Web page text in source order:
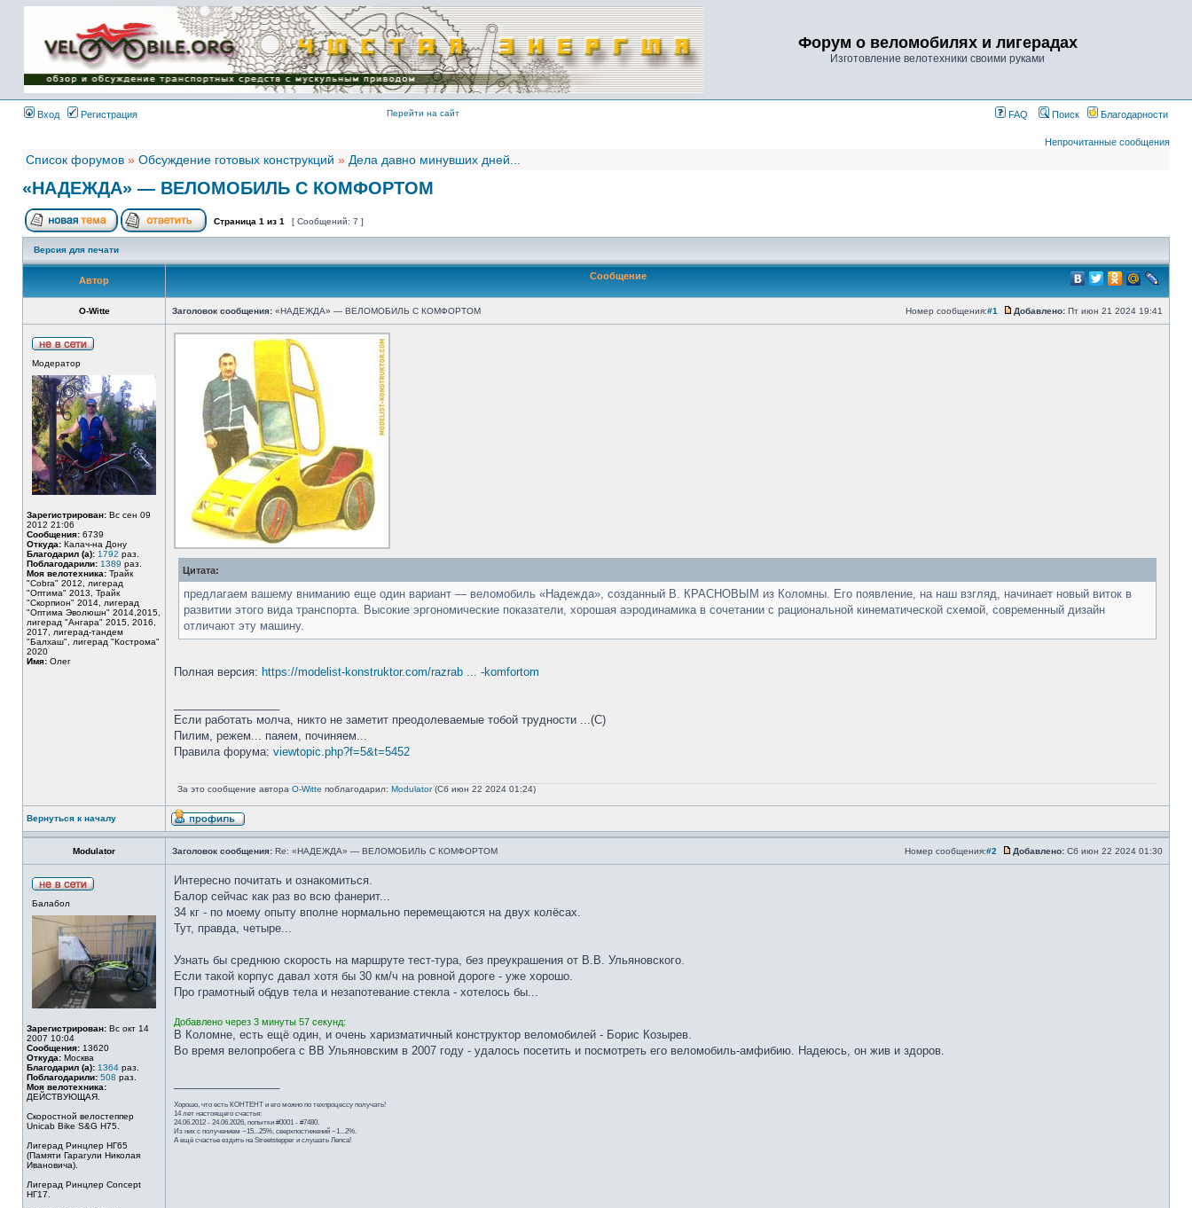
Имя пользователя:
Пароль:
{ LOG_ME_IN_SHORT
}
Форум о веломобилях и лигерадах
Изготовление велотехники своими руками
Вход Регистрация Перейти на сайт FAQ Поиск Благодарности
Непрочитанные сообщения
Список форумов » Обсуждение готовых конструкций » Дела давно минувших дней...
«НАДЕЖДА» — ВЕЛОМОБИЛЬ С КОМФОРТОМ
Страница 1 из 1 [ Сообщений: 7 ]
Версия для печати
Автор Сообщение
O-Witte Заголовок сообщения: «НАДЕЖДА» — ВЕЛОМОБИЛЬ С КОМФОРТОМ Номер сообщения:#1 Добавлено: Пт июн 21 2024 19:41
Модератор
Зарегистрирован: Вс сен 09
2012 21:06
Сообщения: 6739
Откуда: Калач-на Дону
Благодарил (а): 1792 раз.
Поблагодарили: 1389 раз.
Моя велотехника: Трайк
"Cobra" 2012, лигерад
"Оптима" 2013, Трайк
"Скорпион" 2014, лигерад
"Оптима Эволюшн" 2014,2015,
лигерад "Ангара" 2015, 2016,
2017, лигерад-тандем
"Балхаш", лигерад "Кострома"
2020
Имя: Олег
Цитата:
предлагаем вашему вниманию еще один вариант — веломобиль «Надежда», созданный В. КРАСНОВЫМ из Коломны. Его появление, на наш взгляд, начинает новый виток в
развитии этого вида транспорта. Высокие эргономические показатели, хорошая аэродинамика в сочетании с рациональной кинематической схемой, современный дизайн
отличают эту машину.
Полная версия: https://modelist-konstruktor.com/razrab ... -komfortom
Если работать молча, никто не заметит преодолеваемые тобой трудности ...(С)
Пилим, режем... паяем, починяем...
Правила форума: viewtopic.php?f=5&t=5452
За это сообщение автора O-Witte поблагодарил: Modulator(Сб июн 22 2024 01:24)
Вернуться к началу
Modulator Заголовок сообщения: Re: «НАДЕЖДА» — ВЕЛОМОБИЛЬ С КОМФОРТОМ Номер сообщения:#2 Добавлено: Сб июн 22 2024 01:30
Балабол
Зарегистрирован: Вс окт 14
2007 10:04
Сообщения: 13620
Откуда: Москва
Благодарил (а): 1364 раз.
Поблагодарили: 508 раз.
Моя велотехника:
ДЕЙСТВУЮЩАЯ.
Скоростной велостеппер
Unicab Bike S&G Н75.
Лигерад Ринцлер НГ65
(Памяти Гарагули Николая
Ивановича).
Лигерад Ринцлер Concept
НГ17.
Интересно почитать и ознакомиться.
Балор сейчас как раз во всю фанерит...
34 кг - по моему опыту вполне нормально перемещаются на двух колёсах.
Тут, правда, четыре...
Узнать бы среднюю скорость на маршруте тест-тура, без преукрашения от В.В. Ульяновского.
Если такой корпус давал хотя бы 30 км/ч на ровной дороге - уже хорошо.
Про грамотный обдув тела и незапотевание стекла - хотелось бы...
Добавлено через 3 минуты 57 секунд:
В Коломне, есть ещё один, и очень харизматичный конструктор веломобилей - Борис Козырев.
Во время велопробега с ВВ Ульяновским в 2007 году - удалось посетить и посмотреть его веломобиль-амфибию. Надеюсь, он жив и здоров.
Хорошо, что есть КОНТЕНТ и его можно по техпроцессу получать!
14 лет настоящего счастья:
24.06.2012 - 24.06.2026, попытки #0001 - #7480.
Из них с получением ~15...25%, сверхпостижений ~1...2%.
А ещё счастье ездить на Streetstepper и слушать Лепса!